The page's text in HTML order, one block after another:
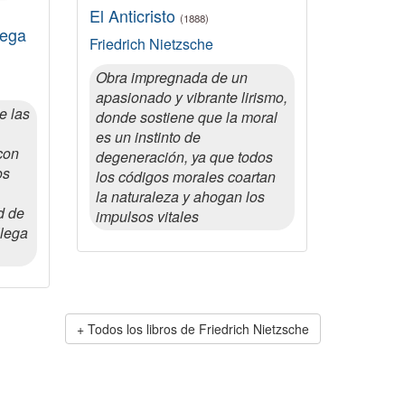
las
de
El Anticristo (1888)
Friedrich Nietzsche
Obra impregnada de un
apasionado y vibrante lirismo,
donde sostiene que la moral
es un instinto de
degeneración, ya que todos
los códigos morales coartan
la naturaleza y ahogan los
impulsos vitales
Todos los libros de Friedrich Nietzsche